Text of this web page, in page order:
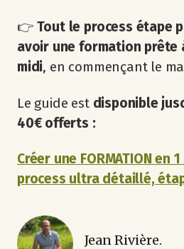
👉 Tout le process étape
avoir une formation prête
midi, en commençant le
Le guide est disponible
40€ offerts :
Créer une FORMATION en 1
process ultra détaillé,
Jean Rivière.